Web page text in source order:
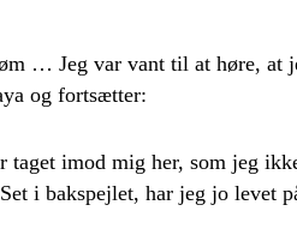
… Jeg var vant til at høre, at
og fortsætter:
taget imod mig her, som jeg
i bakspejlet, har jeg jo levet